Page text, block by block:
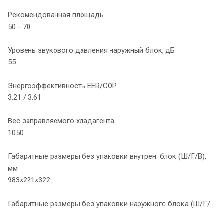
Рекомендованная площадь
50 - 70
Уровень звукового давления наружный блок, дБ
55
Энергоэффективность EER/COP
3.21 / 3.61
Вес заправляемого хладагента
1050
Габаритные размеры без упаковки внутрен. блок (Ш/Г/В),
мм
983х221х322
Габаритные размеры без упаковки наружного блока (Ш/Г/